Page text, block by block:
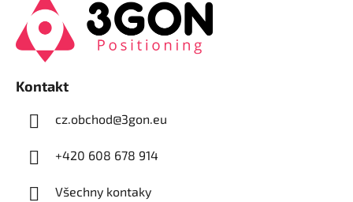
Kontakt
cz.obchod@3gon.eu
+420 608 678 914
Všechny kontaky